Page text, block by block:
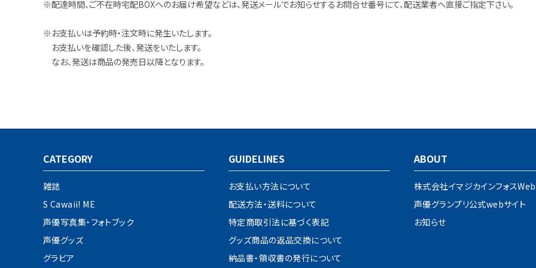
※配達時間、ご不在時宅配BOXへのお届け希望などは、発送メールでお知らせするお問合せ番号にて、配送業者へ直接ご指定下さい。
※お支払いは予約時・注文時に発生いたします。
お支払いを確認した後、発送をいたします。
なお、発送は商品の発売日以降となります。
CATEGORY
雑誌
S Cawaii! ME
声優写真集・フォトブック
声優グッズ
グラビア
GUIDELINES
お支払い方法について
配送方法・送料について
特定商取引法に基づく表記
グッズ商品の返品交換について
納品書・領収書の発行について
ABOUT
株式会社イマジカインフォス
声優グランプリ公式webサイト
お知らせ